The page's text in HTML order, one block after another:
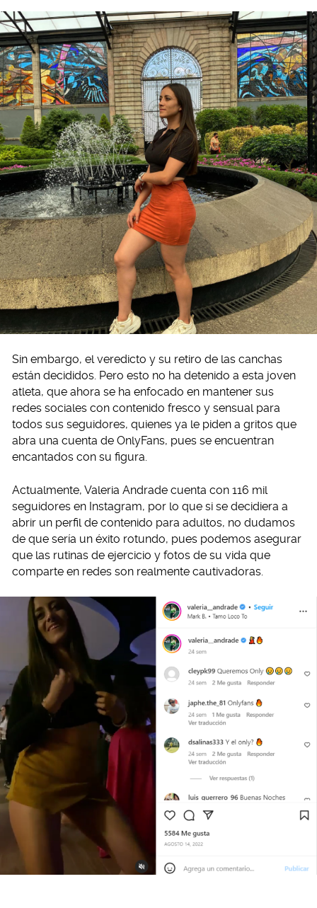
Sin embargo, el veredicto y su retiro de las canchas
están decididos. Pero esto no ha detenido a esta joven
atleta, que ahora se ha enfocado en mantener sus
redes sociales con contenido fresco y sensual para
todos sus seguidores, quienes ya le piden a gritos que
abra una cuenta de OnlyFans, pues se encuentran
encantados con su figura.
Actualmente, Valeria Andrade cuenta con 116 mil
seguidores en Instagram, por lo que si se decidiera a
abrir un perfil de contenido para adultos, no dudamos
de que sería un éxito rotundo, pues podemos asegurar
que las rutinas de ejercicio y fotos de su vida que
comparte en redes son realmente cautivadoras.